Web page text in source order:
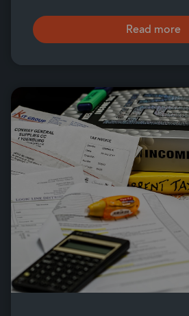
Read more